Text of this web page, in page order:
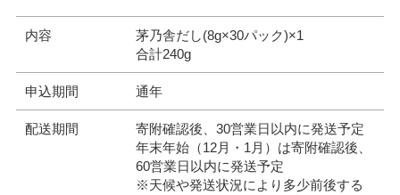
内容
茅乃舎だし(8g×30パック)×1
合計240g
申込期間 通年
配送期間
寄附確認後、30営業日以内に発送予定
年末年始（12月・1月）は寄附確認後、
60営業日以内に発送予定
※天候や発送状況により多少前後する